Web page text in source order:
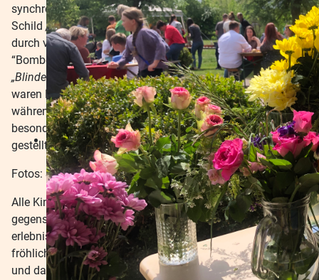
synchron zum anderen Tisch liefen. Im Raum mit dem
Schild „Vorsicht Bombe!“versuchten die “Braunen Biber”
durch vorsichtiges Herantasten, unsichtbaren
“Bombenfeldern” auszuweichen. Bei Spielen wie
„Blindenparcours“,„Vertrauenskreis“oder„Schulterstand“
waren Konzentration, Vertrauen und Teamgeist gefragt,
während bei der„Kissenschlacht“der “Blauen Hunde”
besonders Stärke und Gleichgewichtssinn auf die Probe
gestellt wurden.
Fotos: Sidney Leerhoff
Alle Kinder hatten sichtlich Spaß, unterstützten sich
gegenseitig und waren mit großem Eifer dabei. Der
erlebnisreiche Vormittag endete schließlich mit einem
fröhlichen Freispiel, bei dem noch einmal gelacht, getobt
und das gemeinsame Miteinander genossen werden